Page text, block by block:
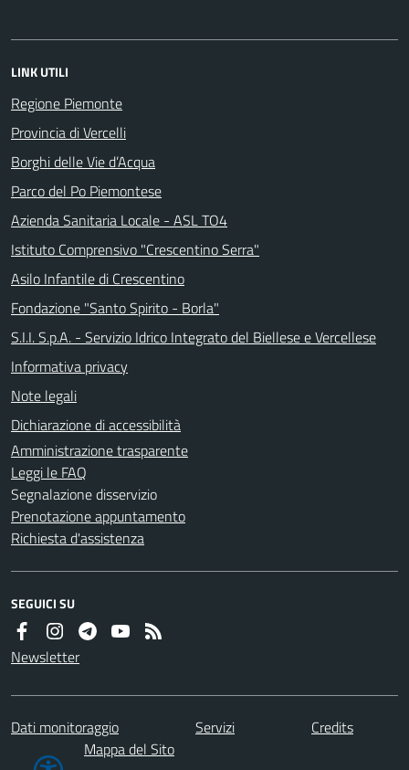
LINK UTILI
Regione Piemonte
Provincia di Vercelli
Borghi delle Vie d’Acqua
Parco del Po Piemontese
Azienda Sanitaria Locale - ASL TO4
Istituto Comprensivo "Crescentino Serra"
Asilo Infantile di Crescentino
Fondazione "Santo Spirito - Borla"
S.I.I. S.p.A. - Servizio Idrico Integrato del Biellese e Vercellese
Informativa privacy
Note legali
Dichiarazione di accessibilità
Amministrazione trasparente
Leggi le FAQ
Segnalazione disservizio
Prenotazione appuntamento
Richiesta d'assistenza
SEGUICI SU
Newsletter
Dati monitoraggio Servizi
Credits
Mappa del Sito